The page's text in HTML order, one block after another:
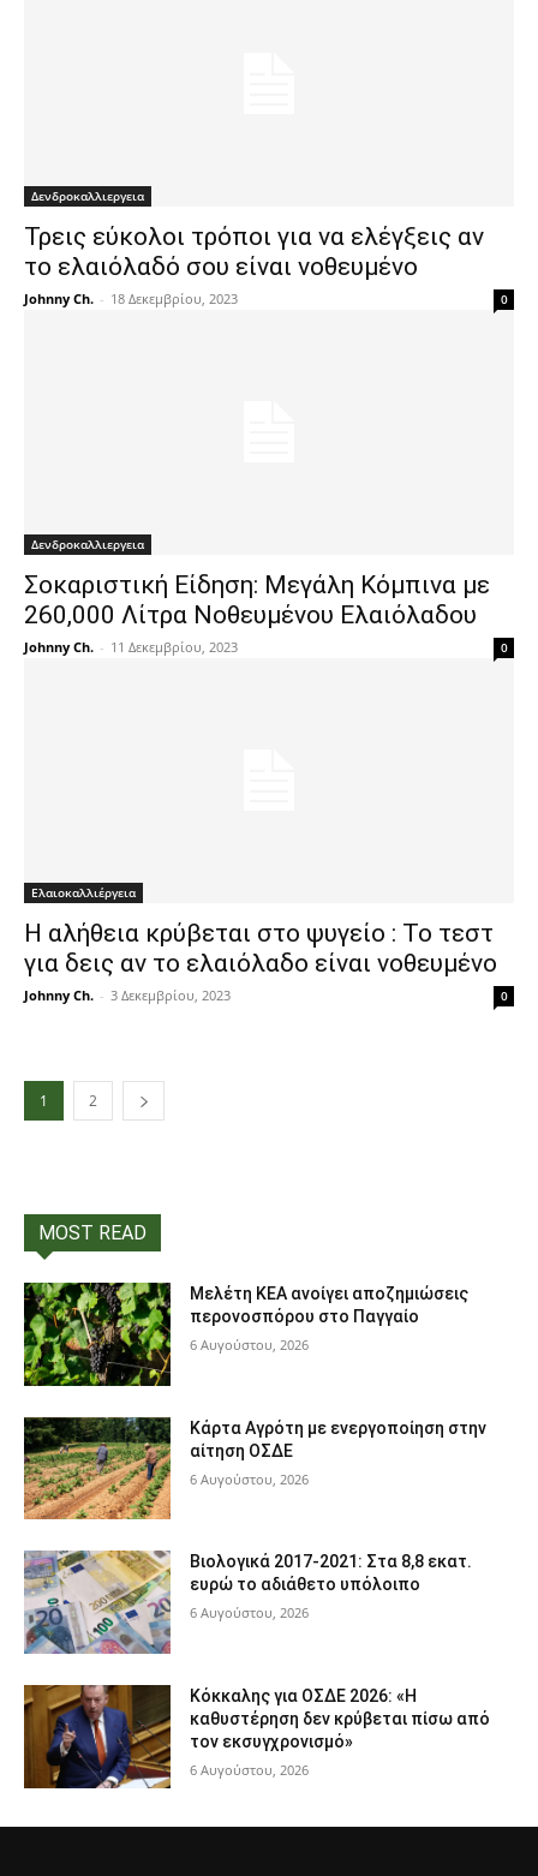
Δενδροκαλλιεργεια
Τρεις εύκολοι τρόποι για να ελέγξεις αν
το ελαιόλαδό σου είναι νοθευμένο
Johnny Ch. - 18 Δεκεμβρίου, 2023 0
Δενδροκαλλιεργεια
Σοκαριστική Είδηση: Μεγάλη Κόμπινα με
260,000 Λίτρα Νοθευμένου Ελαιόλαδου
Johnny Ch. - 11 Δεκεμβρίου, 2023 0
Ελαιοκαλλιέργεια
Η αλήθεια κρύβεται στο ψυγείο : Το τεστ
για δεις αν το ελαιόλαδο είναι νοθευμένο
Johnny Ch. - 3 Δεκεμβρίου, 2023 0
1 2
MOST READ
Μελέτη ΚΕΑ ανοίγει αποζημιώσεις
περονοσπόρου στο Παγγαίο
6 Αυγούστου, 2026
Κάρτα Αγρότη με ενεργοποίηση στην
αίτηση ΟΣΔΕ
6 Αυγούστου, 2026
Βιολογικά 2017-2021: Στα 8,8 εκατ.
ευρώ το αδιάθετο υπόλοιπο
6 Αυγούστου, 2026
Κόκκαλης για ΟΣΔΕ 2026: «Η
καθυστέρηση δεν κρύβεται πίσω από
τον εκσυγχρονισμό»
6 Αυγούστου, 2026